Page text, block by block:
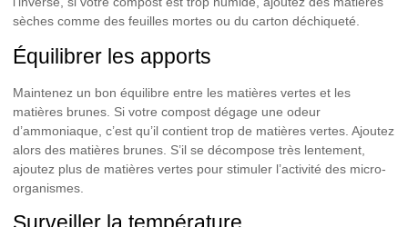
sèches comme des feuilles mortes ou du carton déchiqueté.
Équilibrer les apports
Maintenez un bon équilibre entre les matières vertes et les
matières brunes. Si votre compost dégage une odeur
d’ammoniaque, c’est qu’il contient trop de matières vertes. Ajoutez
alors des matières brunes. S’il se décompose très lentement,
ajoutez plus de matières vertes pour stimuler l’activité des micro-
organismes.